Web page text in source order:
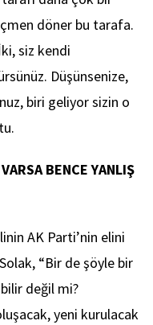
döner bu tarafa.
siz kendi
Düşünsenize,
biri geliyor sizin o
BENCE YANLIŞ
AK Parti’nin elini
“Bir de şöyle bir
değil mi?
yeni kurulacak